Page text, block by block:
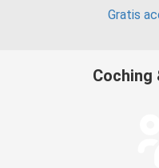
Gratis
Coching